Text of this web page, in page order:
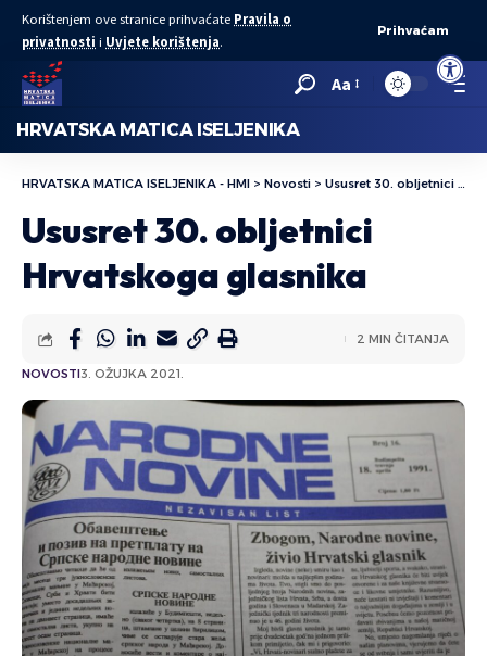
Open
Korištenjem ove stranice prihvaćate Pravila o
privatnosti i Uvjete korištenja.
Prihvaćam
Aa
HRVATSKA MATICA ISELJENIKA
HRVATSKA MATICA ISELJENIKA - HMI > Novosti > Ususret 30. obljetnici Hrvatskoga glasnika
Ususret 30. obljetnici
Hrvatskoga glasnika
NOVOSTI3. OŽUJKA 2021.
2 MIN ČITANJA